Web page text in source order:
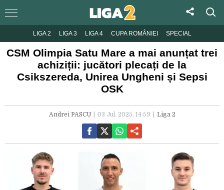
LIGA 2 LIGA 3 LIGA 4 CUPA ROMÂNIEI SPECIAL
CSM Olimpia Satu Mare a mai anunțat trei
achiziții: jucători plecați de la
Csikszereda, Unirea Ungheni și Sepsi
OSK
Andrei PASCU 03 Jul. 2025, 14:59 Liga 2